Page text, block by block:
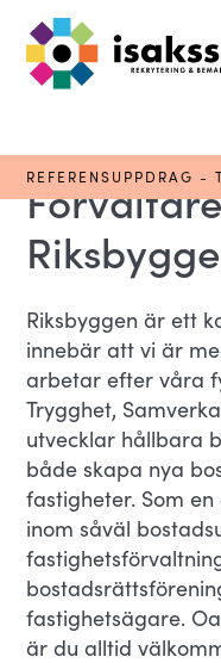
REFERENSUPPDRAG -
Riksbyggen är ett
innebär att vi är
arbetar efter våra
Trygghet,
utvecklar hållbara
både skapa nya
fastigheter. Som
inom såväl
fastighetsägare.
är du alltid